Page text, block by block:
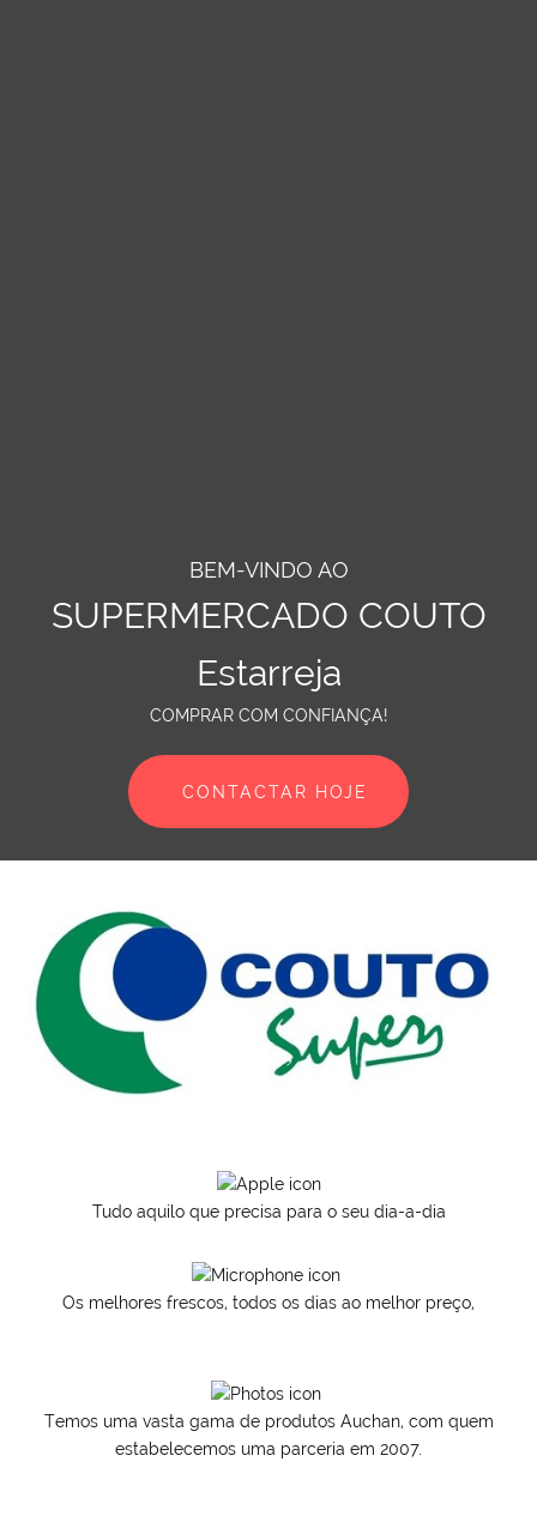
BEM-VINDO AO
SUPERMERCADO COUTO
Estarreja
COMPRAR COM CONFIANÇA!
CONTACTAR HOJE
Tudo aquilo que precisa para o seu dia-a-dia
Os melhores frescos, todos os dias ao melhor preço,
Temos uma vasta gama de produtos Auchan, com quem
estabelecemos uma parceria em 2007.